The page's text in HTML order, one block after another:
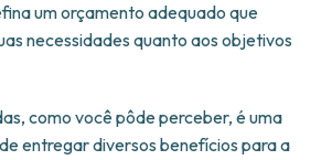
um orçamento adequado que
necessidades quanto aos objetivos
como você pôde perceber, é uma
entregar diversos benefícios para a